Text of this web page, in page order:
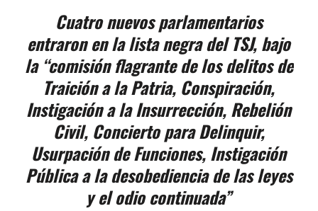
Cuatro nuevos parlamentarios
entraron en la lista negra del TSJ, bajo
la “comisión flagrante de los delitos de
Traición a la Patria, Conspiración,
Instigación a la Insurrección, Rebelión
Civil, Concierto para Delinquir,
Usurpación de Funciones, Instigación
Pública a la desobediencia de las leyes
y el odio continuada”